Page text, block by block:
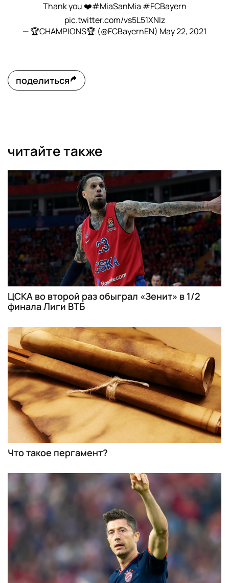
Thank you ❤️#MiaSanMia #FCBayern
pic.twitter.com/vs5L51XNIz
— 🏆CHAMPIONS🏆 (@FCBayernEN) May 22, 2021
поделиться
читайте также
ЦСКА во второй раз обыграл «Зенит» в 1/2
финала Лиги ВТБ
Что такое пергамент?